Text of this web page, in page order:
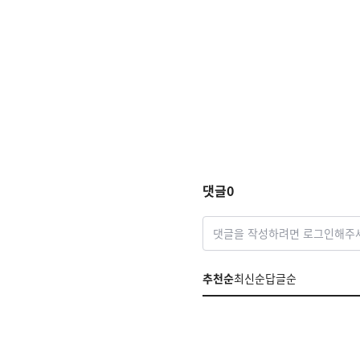
댓글0
댓글을 작성하려면 로그인해주
추천순최신순답글순